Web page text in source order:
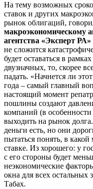
На тему возможных
ставок и других
рынок облигаций,
макроэкономическому
агентства «Эксперт РА»
не сложится
будет оставаться в
двузначных, то, скорее
падать. «Начнется ли
года – самый главный
настоящий момент
пошлины создают
компаний (в
выходить на рынок
деньги есть, но они
пытаться понять, в
ставке. Из хорошего: у
с его стороны будет
неэкономические
окна для всех
Табах.